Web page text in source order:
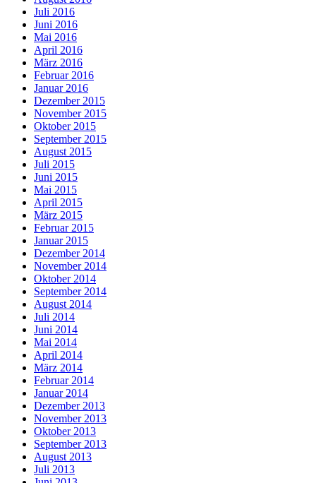
Juli 2016
Juni 2016
Mai 2016
April 2016
März 2016
Februar 2016
Januar 2016
Dezember 2015
November 2015
Oktober 2015
September 2015
August 2015
Juli 2015
Juni 2015
Mai 2015
April 2015
März 2015
Februar 2015
Januar 2015
Dezember 2014
November 2014
Oktober 2014
September 2014
August 2014
Juli 2014
Juni 2014
Mai 2014
April 2014
März 2014
Februar 2014
Januar 2014
Dezember 2013
November 2013
Oktober 2013
September 2013
August 2013
Juli 2013